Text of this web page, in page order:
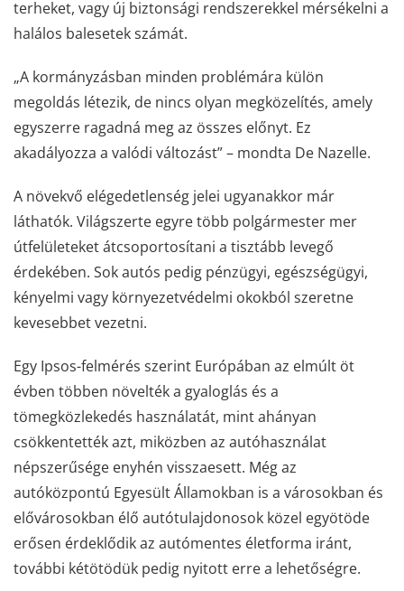
terheket, vagy új biztonsági rendszerekkel mérsékelni a
halálos balesetek számát.
„A kormányzásban minden problémára külön
megoldás létezik, de nincs olyan megközelítés, amely
egyszerre ragadná meg az összes előnyt. Ez
akadályozza a valódi változást” – mondta De Nazelle.
A növekvő elégedetlenség jelei ugyanakkor már
láthatók. Világszerte egyre több polgármester mer
útfelületeket átcsoportosítani a tisztább levegő
érdekében. Sok autós pedig pénzügyi, egészségügyi,
kényelmi vagy környezetvédelmi okokból szeretne
kevesebbet vezetni.
Egy Ipsos-felmérés szerint Európában az elmúlt öt
évben többen növelték a gyaloglás és a
tömegközlekedés használatát, mint ahányan
csökkentették azt, miközben az autóhasználat
népszerűsége enyhén visszaesett. Még az
autóközpontú Egyesült Államokban is a városokban és
elővárosokban élő autótulajdonosok közel egyötöde
erősen érdeklődik az autómentes életforma iránt,
további kétötödük pedig nyitott erre a lehetőségre.